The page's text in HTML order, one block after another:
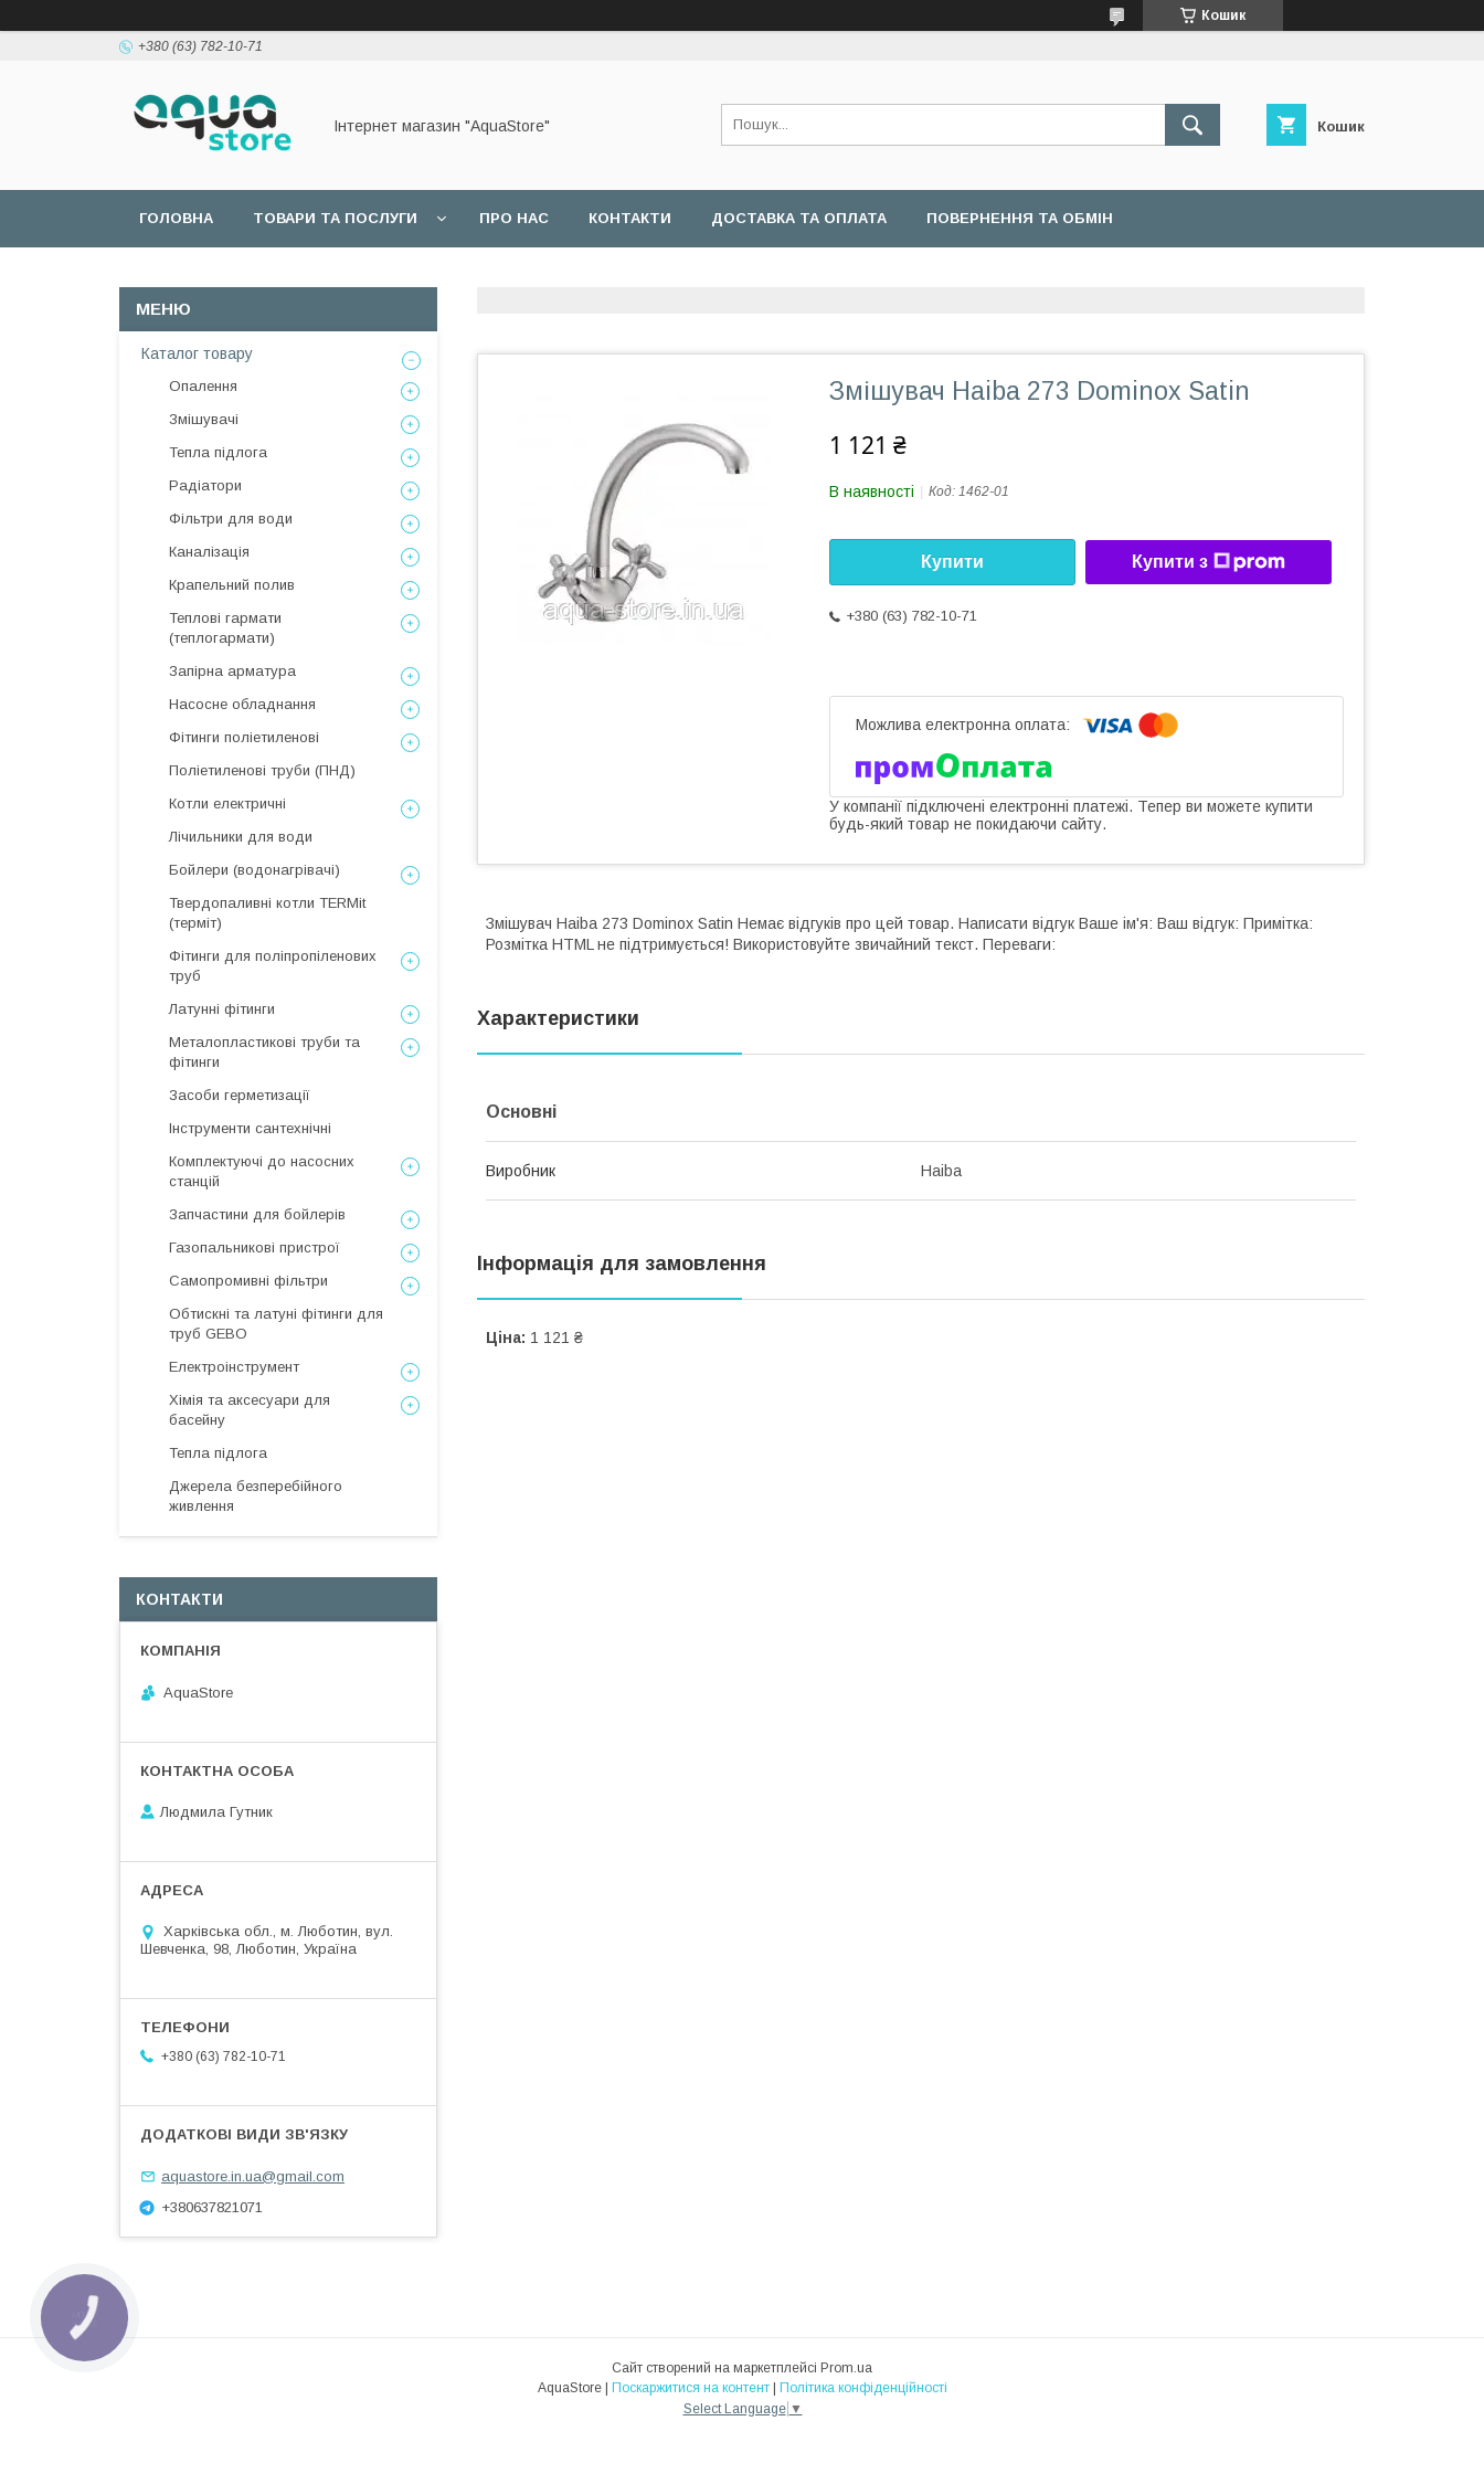
Кошик
+380 (63) 782-10-71
Інтернет магазин "AquaStore" Кошик
ГОЛОВНА ТОВАРИ ТА ПОСЛУГИ ПРО НАС КОНТАКТИ ДОСТАВКА ТА ОПЛАТА ПОВЕРНЕННЯ ТА ОБМІН
Змішувач Haiba 273 Dominox Satin
1 121 ₴
В наявності Код: 1462-01
Купити Купити з
+380 (63) 782-10-71
У компанії підключені електронні платежі. Тепер ви можете купити
будь-який товар не покидаючи сайту.
Змішувач Haiba 273 Dominox Satin Немає відгуків про цей товар. Написати відгук Ваше ім'я: Ваш відгук: Примітка:
Розмітка HTML не підтримується! Використовуйте звичайний текст. Переваги:
Характеристики
Основні
Виробник Haiba
Інформація для замовлення
Ціна: 1 121 ₴
Каталог товару
Опалення
Змішувачі
Тепла підлога
Радіатори
Фільтри для води
Каналізація
Крапельний полив
Теплові гармати
(теплогармати)
Запірна арматура
Насосне обладнання
Фітинги поліетиленові
Поліетиленові труби (ПНД)
Котли електричні
Лічильники для води
Бойлери (водонагрівачі)
Твердопаливні котли TERMit
(терміт)
Фітинги для поліпропіленових
труб
Латунні фітинги
Металопластикові труби та
фітинги
Засоби герметизації
Інструменти сантехнічні
Комплектуючі до насосних
станцій
Запчастини для бойлерів
Газопальникові пристрої
Самопромивні фільтри
Обтискні та латуні фітинги для
труб GEBO
Електроінструмент
Хімія та аксесуари для
басейну
Тепла підлога
Джерела безперебійного
живлення
КОНТАКТИ
AquaStore
Людмила Гутник
Харківська обл., м. Люботин, вул.
Шевченка, 98, Люботин, Україна
+380 (63) 782-10-71
aquastore.in.ua@gmail.com
+380637821071
Сайт створений на маркетплейсі Prom.ua
Поскаржитися на контент
Політика конфіденційності
Select Language ▼
КНОПКА
ЗВ'ЯЗКУ